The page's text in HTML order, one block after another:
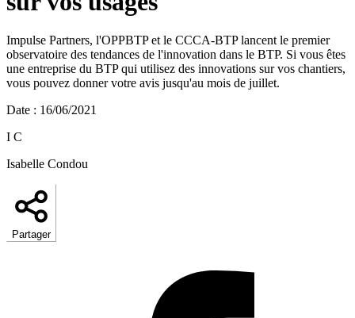
Impulse Partners, l'OPPBTP et le CCCA-BTP lancent le premier
observatoire des tendances de l'innovation dans le BTP. Si vous êtes
une entreprise du BTP qui utilisez des innovations sur vos chantiers,
vous pouvez donner votre avis jusqu'au mois de juillet.
Date : 16/06/2021
I C
Isabelle Condou
Partager